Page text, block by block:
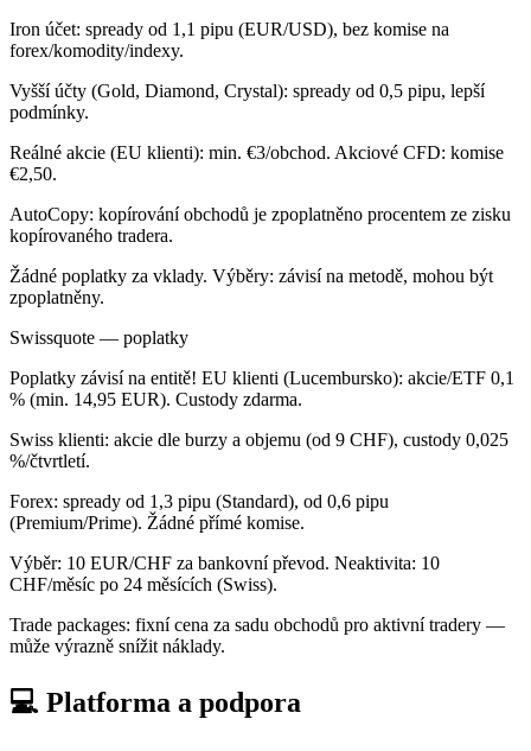
Iron účet: spready od 1,1 pipu (EUR/USD), bez komise na
forex/komodity/indexy.
Vyšší účty (Gold, Diamond, Crystal): spready od 0,5 pipu, lepší
podmínky.
Reálné akcie (EU klienti): min. €3/obchod. Akciové CFD: komise
€2,50.
AutoCopy: kopírování obchodů je zpoplatněno procentem ze zisku
kopírovaného tradera.
Žádné poplatky za vklady. Výběry: závisí na metodě, mohou být
zpoplatněny.
Swissquote — poplatky
Poplatky závisí na entitě! EU klienti (Lucembursko): akcie/ETF 0,1
% (min. 14,95 EUR). Custody zdarma.
Swiss klienti: akcie dle burzy a objemu (od 9 CHF), custody 0,025
%/čtvrtletí.
Forex: spready od 1,3 pipu (Standard), od 0,6 pipu
(Premium/Prime). Žádné přímé komise.
Výběr: 10 EUR/CHF za bankovní převod. Neaktivita: 10
CHF/měsíc po 24 měsících (Swiss).
Trade packages: fixní cena za sadu obchodů pro aktivní tradery —
může výrazně snížit náklady.
💻 Platforma a podpora